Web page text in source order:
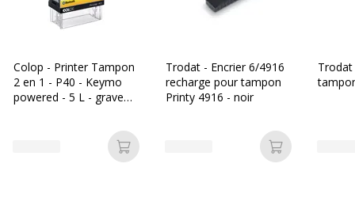
Produit sans plastique
Produit recyclable Non
Données d'identification
Données d'identification
Colop - Printer Tampon
2 en 1 - P40 - Keymo
powered - 5 L - grave
Ajouter au panier
Trodat - Encrier 6/4916
recharge pour tampon
Printy 4916 - noir
Ajouter au
Trodat